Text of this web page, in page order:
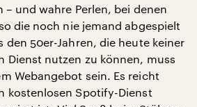
– und wahre Perlen, bei denen
die noch nie jemand abgespielt
den 50er-Jahren, die heute keiner
Dienst nutzen zu können, muss
Webangebot sein. Es reicht
kostenlosen Spotify-Dienst